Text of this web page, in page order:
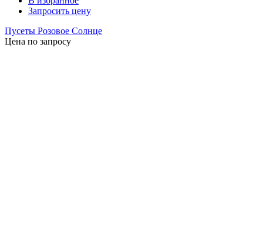
Запросить цену
Пусеты Розовое Солнце
Цена по запросу